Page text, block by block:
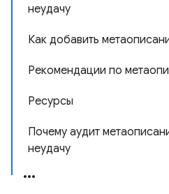
неудачу
Как добавить
Рекомендации по
Ресурсы
Почему аудит
неудачу